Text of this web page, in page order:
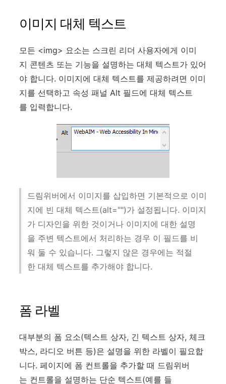
이미지 대체 텍스트
모든 <img> 요소는 스크린 리더 사용자에게 이미
지 콘텐츠 또는 기능을 설명하는 대체 텍스트가 있어
야 합니다. 이미지에 대체 텍스트를 제공하려면 이미
지를 선택하고 속성 패널 Alt 필드에 대체 텍스트
를 입력합니다.
드림위버에서 이미지를 삽입하면 기본적으로 이미
지에 빈 대체 텍스트(alt="")가 설정됩니다. 이미지
가 디자인을 위한 것이거나 이미지에 대한 설명
을 주변 텍스트에서 처리하는 경우 이 필드를 비
워 둘 수 있습니다. 그렇지 않은 경우에는 적절
한 대체 텍스트를 추가해야 합니다.
폼 라벨
대부분의 폼 요소(텍스트 상자, 긴 텍스트 상자, 체크
박스, 라디오 버튼 등)은 설명을 위한 라벨이 필요합
니다. 페이지에 폼 컨트롤을 추가할 때 드림위버
는 컨트롤을 설명하는 단순 텍스트(예를 들